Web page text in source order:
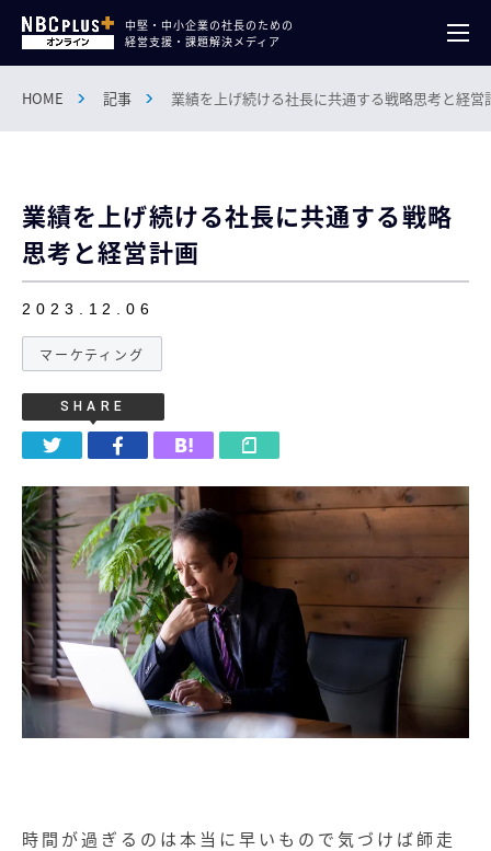
中堅・中小企業の社長のための
経営支援・課題解決メディア
HOME 記事 業績を上げ続ける社長に共通する戦略思考と経営
業績を上げ続ける社長に共通する戦略
思考と経営計画
2023.12.06
マーケティング
SHARE
時間が過ぎるのは本当に早いもので気づけば師走